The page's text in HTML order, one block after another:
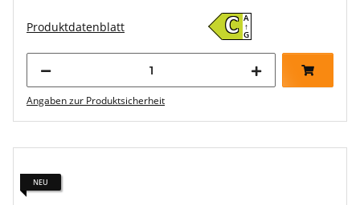
Produktdatenblatt C A
↑
G
Angaben zur Produktsicherheit
NEU